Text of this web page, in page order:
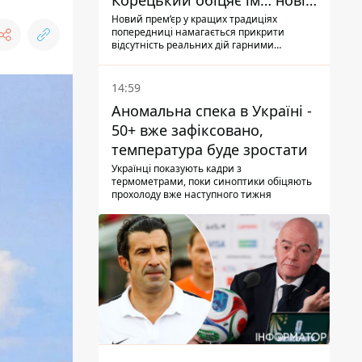
склади
Новий прем’єр у кращих традиціях
попередниці намагається прикрити
відсутність реальних дій гарними
14:59
Аномальна спека в Україні -
50+ вже зафіксовано,
температура буде зростати
Українці показують кадри з
термометрами, поки синоптики обіцяють
прохолоду вже наступного тижня